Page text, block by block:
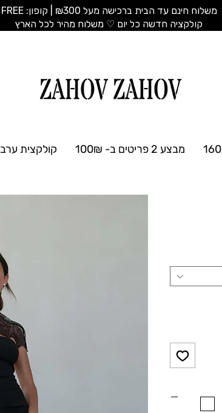
משלוח חינם עד הבית ברכישה מעל ₪300 | קופון: FREE
​קולקציה חדשה כל יום ♡ משלוח מהיר לכל הארץ
מבצע 2 פריטים ב- 100₪ קולקצית ערב